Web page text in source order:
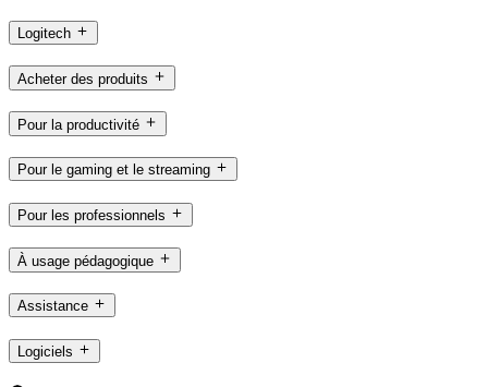
Logitech
Acheter des produits
Pour la productivité
Pour le gaming et le streaming
Pour les professionnels
À usage pédagogique
Assistance
Logiciels